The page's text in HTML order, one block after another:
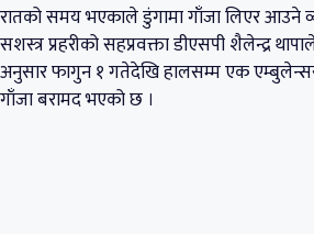
रातको समय भएकाले डुंगामा गाँजा लिएर आउने
सशस्त्र प्रहरीको सहप्रवक्ता डीएसपी शैलेन्द्र
अनुसार फागुन १ गतेदेखि हालसम्म एक
गाँजा बरामद भएको छ ।